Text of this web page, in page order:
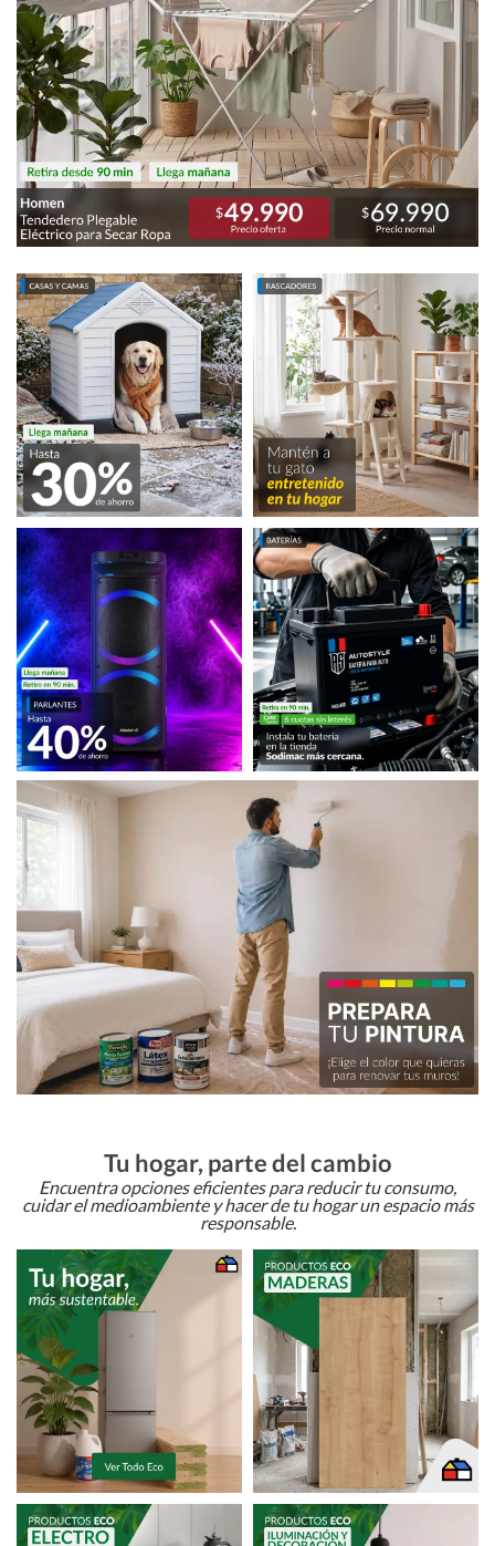
Tu hogar, parte del cambio
Encuentra opciones eficientes para reducir tu consumo,
cuidar el medioambiente y hacer de tu hogar un espacio más
responsable.